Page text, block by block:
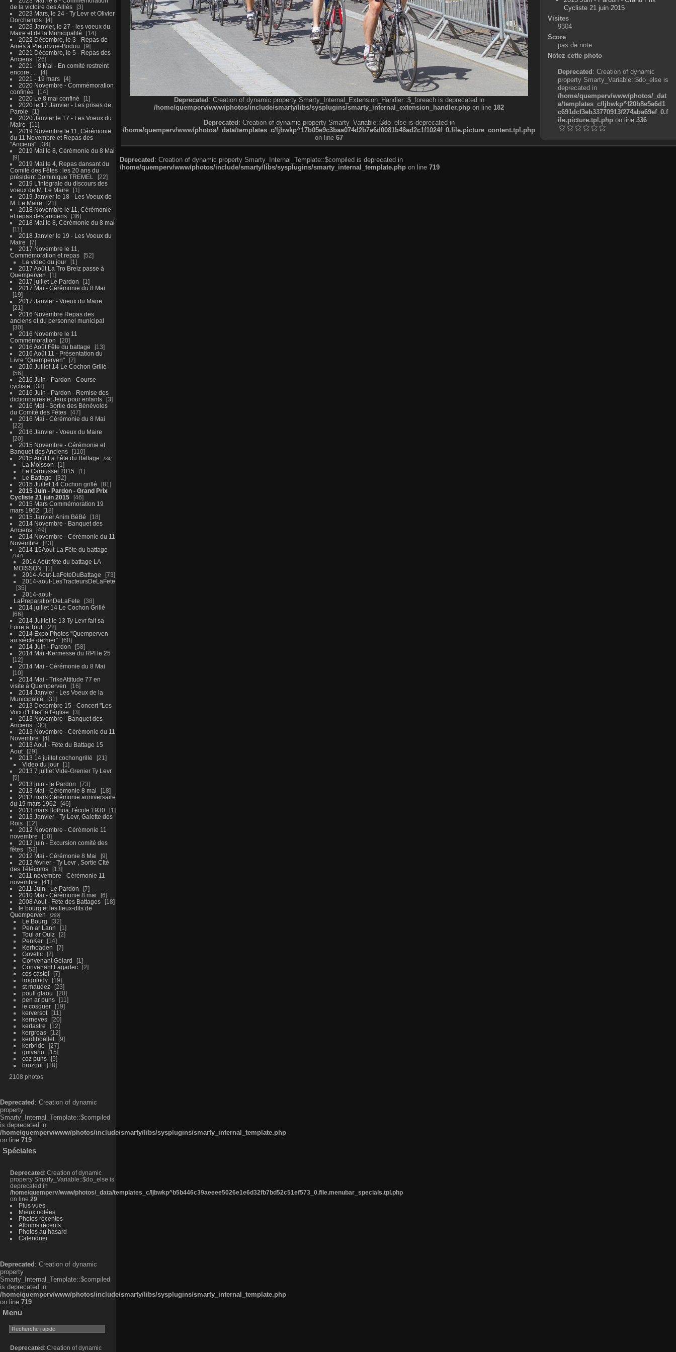
de la victoire des Alliés
3
2023 Mars, le 24 - Ty Levr et Olivier
Dorchamps
4
2023 Janvier, le 27 - les voeux du
Maire et de la Municipalité
14
2022 Décembre, le 3 - Repas de
Ainés à Pleumzue-Bodou
9
2021 Décembre, le 5 - Repas des
Anciens
26
2021 - 8 Mai - En comité restreint
encore ....
4
2021 - 19 mars
4
2020 Novembre - Commémoration
confinée
14
2020 Le 8 mai confiné
1
2020 le 17 Janvier - Les prises de
Parole
1
2020 Janvier le 17 - Les Voeux du
Maire
11
2019 Novembre le 11, Cérémonie
du 11 Novembre et Repas des
"Anciens"
34
2019 Mai le 8, Cérémonie du 8 Mai
9
2019 Mai le 4, Repas dansant du
Comité des Fêtes : les 20 ans du
président Dominique TREMEL
22
2019 L'intégrale du discours des
voeux de M. Le Maire
1
2019 Janvier le 18 - Les Voeux de
M. Le Maire
21
2018 Novembre le 11, Cérémonie
et repas des anciens
36
2018 Mai le 8, Cérémonie du 8 mai
11
2018 Janvier le 19 - Les Voeux du
Maire
7
2017 Novembre le 11,
Commémoration et repas
52
La video du jour
1
2017 Août La Tro Breiz passe à
Quemperven
1
2017 juillet Le Pardon
1
2017 Mai - Cérémonie du 8 Mai
19
2017 Janvier - Voeux du Maire
21
2016 Novembre Repas des
anciens et du personnel municipal
30
2016 Novembre le 11
Commémoration
20
2016 Août Fête du battage
13
2016 Août 11 - Présentation du
Livre "Quemperven"
7
2016 Juillet 14 Le Cochon Grillé
56
2016 Juin - Pardon - Course
cycliste
38
2016 Juin - Pardon - Remise des
dictionnaires et Jeux pour enfants
3
2016 Mai - Sortie des Bénévoles
du Comité des Fêtes
47
2016 Mai - Cérémonie du 8 Mai
22
2016 Janvier - Voeux du Maire
20
2015 Novembre - Cérémonie et
Banquet des Anciens
110
2015 Août La Fête du Battage
34
La Moisson
1
Le Caroussel 2015
1
Le Battage
32
2015 Juillet 14 Cochon grillé
81
2015 Juin - Pardon - Grand Prix
Cycliste 21 juin 2015
46
2015 Mars Commémoration 19
mars 1962
18
2015 Janvier Anim BéBé
18
2014 Novembre - Banquet des
Anciens
49
2014 Novembre - Cérémonie du 11
Novembre
23
2014-15Aout-La Fête du battage
147
2014 Août fête du battage LA
MOISSON
1
2014-Aout-LaFeteDuBattage
73
2014-aout-LesTracteursDeLaFete
35
2014-aout-
LaPreparationDeLaFete
38
2014 juillet 14 Le Cochon Grillé
66
2014 Juillet le 13 Ty Levr fait sa
Foire à Tout
22
2014 Expo Photos "Quemperven
au siècle dernier"
60
2014 Juin - Pardon
58
2014 Mai -Kermesse du RPI le 25
12
2014 Mai - Cérémonie du 8 Mai
10
2014 Mai - TrikeAttitude 77 en
visite à Quemperven
16
2014 Janvier - Les Voeux de la
Municipalité
31
2013 Decembre 15 - Concert "Les
Voix d'Elles" à l'église
3
2013 Novembre - Banquet des
Anciens
30
2013 Novembre - Cérémonie du 11
Novembre
4
2013 Aout - Fête du Battage 15
Aout
29
2013 14 juillet cochongrillé
21
Video du jour
1
2013 7 juillet Vide-Grenier Ty Levr
5
2013 juin - le Pardon
73
2013 Mai - Cérémonie 8 mai
18
2013 mars Cérémonie anniversaire
du 19 mars 1962
46
2013 mars Bothoa, l'école 1930
1
2013 Janvier - Ty Levr, Galette des
Rois
12
2012 Novembre - Cérémonie 11
novembre
10
2012 juin - Excursion comité des
fêtes
53
2012 Mai - Cérémonie 8 Mai
9
2012 février - Ty Levr , Sortie CIté
des Télécoms
13
2011 novembre - Cérémonie 11
novembre
41
2011 Juin - Le Pardon
7
2010 Mai - Cérémonie 8 mai
6
2008 Aout - Fête des Battages
18
le bourg et les lieux-dits de
Quemperven
289
Le Bourg
32
Pen ar Lann
1
Toul ar Ouiz
2
PenKer
14
Kerhoaden
7
Govelic
2
Convenant Gélard
1
Convenant Lagadec
2
cos castel
7
troguindy
19
st maudez
23
poull glaou
20
pen ar puns
11
le cosquer
19
kerversot
11
kerneves
20
kerlastre
12
kergroas
12
kerdiboëllet
9
kerbrido
27
guivano
15
coz puns
5
brozoul
18
2108 photos
Deprecated : Creation of dynamic
property
Smarty_Internal_Template::$compiled
is deprecated in
/home/quemperv/www/photos/include/smarty/libs/sysplugins/smarty_internal_template.php
on line 719
Spéciales
Deprecated : Creation of dynamic
property Smarty_Variable::$do_else is
deprecated in
/home/quemperv/www/photos/_data/templates_c/ljbwkp^b5b446c39aeeee5026e1e6d32fb7bd52c51ef573_0.file.menubar_specials.tpl.php
on line 29
Plus vues
Mieux notées
Photos récentes
Albums récents
Photos au hasard
Calendrier
Deprecated : Creation of dynamic
property
Smarty_Internal_Template::$compiled
is deprecated in
/home/quemperv/www/photos/include/smarty/libs/sysplugins/smarty_internal_template.php
on line 719
Menu
Deprecated : Creation of dynamic
Deprecated: Creation of dynamic property Smarty_Internal_Extension_Handler::$_foreach is deprecated in
/home/quemperv/www/photos/include/smarty/libs/sysplugins/smarty_internal_extension_handler.php on line 182
Deprecated: Creation of dynamic property Smarty_Variable::$do_else is deprecated in
/home/quemperv/www/photos/_data/templates_c/ljbwkp^17b05e9c3baa074d2b7e6d0081b48ad2c1f1024f_0.file.picture_content.tpl.php
on line 67
Cycliste 21 juin 2015
Visites
9304
Score
pas de note
Notez cette photo
Deprecated: Creation of dynamic
property Smarty_Variable::$do_else is
deprecated in
/home/quemperv/www/photos/_dat
a/templates_c/ljbwkp^f20b8e5a6d1
c691dcf3eb33770913f274aba69ef_0.f
ile.picture.tpl.phpon line 336
Deprecated: Creation of dynamic property Smarty_Internal_Template::$compiled is deprecated in
/home/quemperv/www/photos/include/smarty/libs/sysplugins/smarty_internal_template.php on line 719